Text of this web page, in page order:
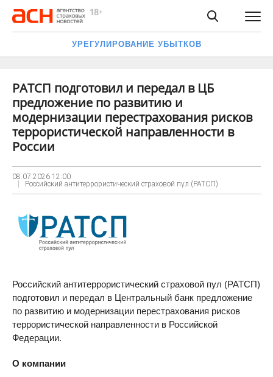
УРЕГУЛИРОВАНИЕ УБЫТКОВ
РАТСП подготовил и передал в ЦБ
предложение по развитию и
модернизации перестрахования рисков
террористической направленности в
России
08.07.2026 12:00
Российский антитеррористический страховой пул (РАТСП)
Российский антитеррористический страховой пул (РАТСП)
подготовил и передал в Центральный банк предложение
по развитию и модернизации перестрахования рисков
террористической направленности в Российской
Федерации.
О компании